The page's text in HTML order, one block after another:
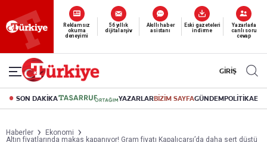
Reklamsız
okuma
deneyimi
56 yıllık
dijital arşiv
Akıllı haber
asistanı
Eski gazeteleri
indirme
Yazarlarla
canlı soru
cevap
GİRİŞ
SON DAKİKA YAZARLARBİZİM SAYFAGÜNDEMPOLİTİKA
Haberler
Ekonomi
Altın fiyatlarında makas kapanıyor! Gram fiyatı Kapalıçarşı’da daha sert düştü